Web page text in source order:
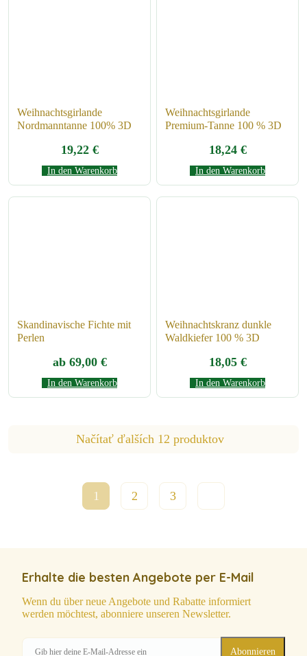
Weihnachtsgirlande
Nordmanntanne 100% 3D
19,22 €
In den Warenkorb
Weihnachtsgirlande
Premium-Tanne 100 % 3D
18,24 €
In den Warenkorb
Skandinavische Fichte mit
Perlen
ab 69,00 €
In den Warenkorb
Weihnachtskranz dunkle
Waldkiefer 100 % 3D
18,05 €
In den Warenkorb
Načítať ďalších 12 produktov
1 2 3
Erhalte die besten Angebote per E-Mail
Wenn du über neue Angebote und Rabatte informiert
werden möchtest, abonniere unseren Newsletter.